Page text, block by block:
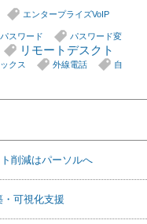
エンタープライズVoIP
パスワード
パスワード変
リモートデスクト
クス 外線電話
自
削減はパーソルへ
可視化支援